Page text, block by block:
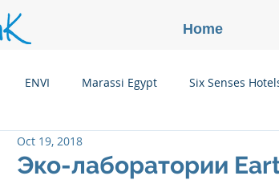
ENVI Marassi Egypt Six Senses
Kanuhura, Maldives
Эко-лаборатории
Oct 19, 2018
Home